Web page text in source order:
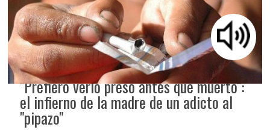
"Prefiero verlo preso antes que muerto":
el infierno de la madre de un adicto al
"pipazo"